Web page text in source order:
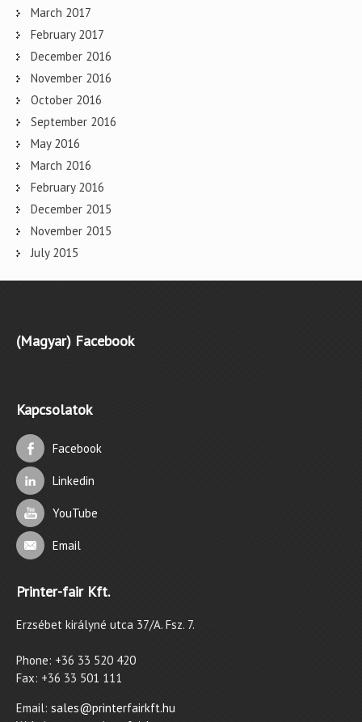
March 2017
February 2017
December 2016
November 2016
October 2016
September 2016
May 2016
March 2016
February 2016
December 2015
November 2015
July 2015
(Magyar) Facebook
Kapcsolatok
Facebook
Linkedin
YouTube
Email
Printer-fair Kft.
Erzsébet királyné utca 37/A. Fsz. 7.
Phone: +36 33 520 420
Fax: +36 33 501 111
Email: sales@printerfairkft.hu